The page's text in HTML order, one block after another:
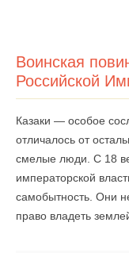
Воинская
Российской
Казаки — особое
отличалось от
смелые люди. С 18
императорской
самобытность. Они
право владеть